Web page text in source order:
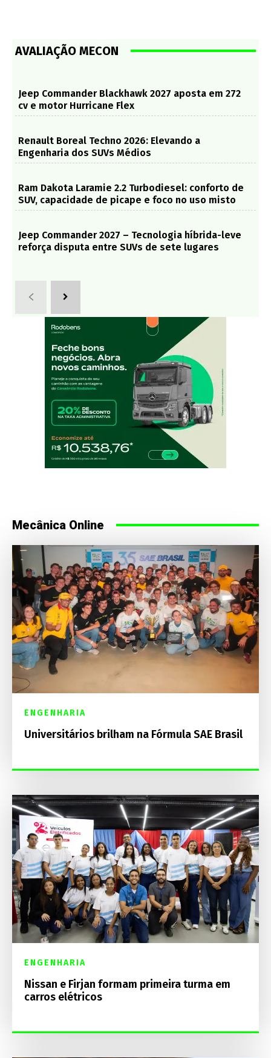
AVALIAÇÃO MECON
Jeep Commander Blackhawk 2027 aposta em 272
cv e motor Hurricane Flex
Renault Boreal Techno 2026: Elevando a
Engenharia dos SUVs Médios
Ram Dakota Laramie 2.2 Turbodiesel: conforto de
SUV, capacidade de picape e foco no uso misto
Jeep Commander 2027 – Tecnologia híbrida-leve
reforça disputa entre SUVs de sete lugares
Mecânica Online
ENGENHARIA
Universitários brilham na Fórmula SAE Brasil
ENGENHARIA
Nissan e Firjan formam primeira turma em
carros elétricos